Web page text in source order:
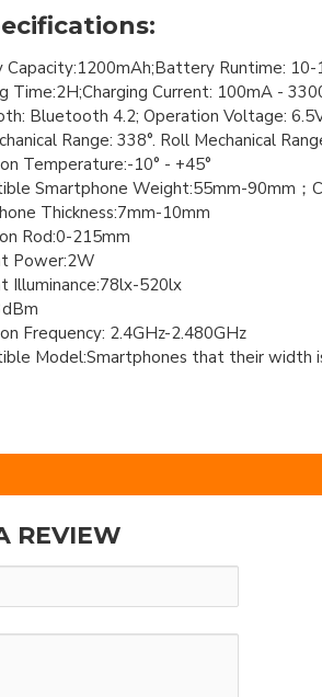
Runtime: 10-
Time:2H;Charging Current: 100mA -
Bluetooth 4.2; Operation Voltage:
Range: 338°. Roll Mechanical
Temperature:-10° - +45°
Smartphone Weight:55mm-90mm
Thickness:7mm-10mm
Rod:0-215mm
Power:2W
Illuminance:78lx-520lx
Frequency: 2.4GHz-2.480GHz
Model:Smartphones that their width
REVIEW